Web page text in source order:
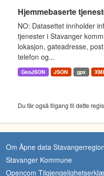
Hjemmebaserte
NO: Datasettet innholder
tjenester i Stavanger
lokasjon, gateadresse,
telefon og...
GeoJSON JSON gpx
Du får også tilgang til dette
Om Åpne data
Stavanger Kommune
Opencom